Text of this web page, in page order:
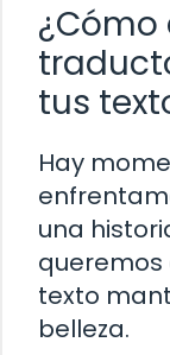
¿Cómo
tus
Hay
una
queremos
texto
belleza.